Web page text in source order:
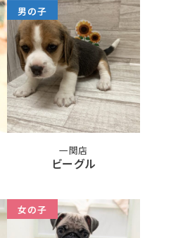
男の子
一関店
ビーグル
女の子